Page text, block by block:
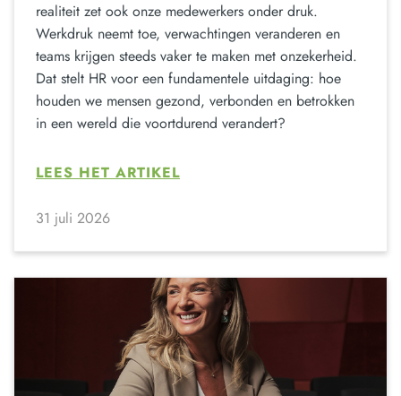
realiteit zet ook onze medewerkers onder druk.
Werkdruk neemt toe, verwachtingen veranderen en
teams krijgen steeds vaker te maken met onzekerheid.
Dat stelt HR voor een fundamentele uitdaging: hoe
houden we mensen gezond, verbonden en betrokken
in een wereld die voortdurend verandert?
LEES HET ARTIKEL
31 juli 2026